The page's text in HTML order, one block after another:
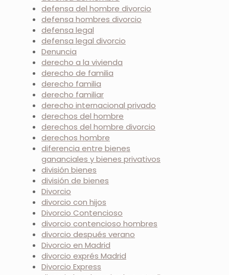
defensa del hombre divorcio
defensa hombres divorcio
defensa legal
defensa legal divorcio
Denuncia
derecho a la vivienda
derecho de familia
derecho familia
derecho familiar
derecho internacional privado
derechos del hombre
derechos del hombre divorcio
derechos hombre
diferencia entre bienes
gananciales y bienes privativos
división bienes
división de bienes
Divorcio
divorcio con hijos
Divorcio Contencioso
divorcio contencioso hombres
divorcio después verano
Divorcio en Madrid
divorcio exprés Madrid
Divorcio Express